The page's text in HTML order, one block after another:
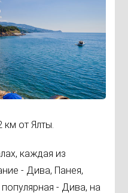
от Ялты.
каждая из
- Дива, Панея,
- Дива, на